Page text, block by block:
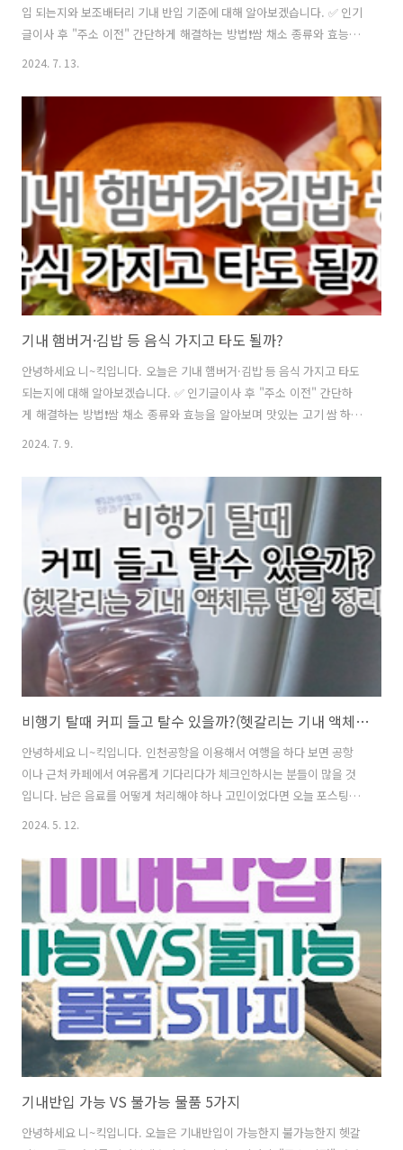
입 되는지와 보조배터리 기내 반입 기준에 대해 알아보겠습니다. ✅ 인기
글이사 후 "주소 이전" 간단하게 해결하는 방법❗쌈 채소 종류와 효능
을 알아보며 맛있는 고기 쌈 하세요^^건강진단결과서(보건증)발급 인터
는방법 어렵지 않아요채소 비타민(다채) 효능과 활용 성격유형 테스트
(MBTI·애니어그램 검사·D.I.S.C 검사·OCEAN 테스트)만0세~2세 영아
관찰척도 (어린이집 영아 관찰 및 평가)먹태와 황태 차이? (명태&황태&
먹태) 그리고, 황태 효능밥먹고 바로 누우면 안되는 이유 5가지TMI 뜻
휴대용 선풍기 기내 반입 될까? 보조배터리는?무더운 여름철 빠지면 안
되는 아..
2024. 7. 13.
기내 햄버거·김밥 등 음식 가지고 타도 될까?
안녕하세요 니~킥입니다. 오늘은 기내 햄버거·김밥 등 음식 가지고 타도
되는지에 대해 알아보겠습니다. ✅ 인기글이사 후 "주소 이전" 간단하
게 해결하는 방법❗쌈 채소 종류와 효능을 알아보며 맛있는 고기 쌈 하세
요^^건강진단결과서(보건증)발급 인터넷 혹은 모바일 발급 방털 안 빠
민(다채) 효능과 활용 성격유형 테스트(MBTI·애니어그램 검사
·D.I.S.C 검사·OCEAN 테스트)만0세~2세 영아관찰척도 (어린이집 영
아 관찰 및 평가)먹태와 황태 차이? (명태&황태&먹태) 그리고, 황태 효
능밥먹고 바로 누우면 안되는 이유 5가지TMI 뜻기내 햄버거·김
밥 등 음식 가지고 타도 될까?비행기 탑승 전 면세구역에서 먹거리를 구
매하신 경험이 한 번..
2024. 7. 9.
비행기 탈때 커피 들고 탈수 있을까?(헷갈리는 기내 액체류 반입 정리)
안녕하세요 니~킥입니다. 인천공항을 이용해서 여행을 하다 보면 공항
이나 근처 카페에서 여유롭게 기다리다가 체크인하시는 분들이 많을 것
입니다. 남은 음료를 어떻게 처리해야 하나 고민이었다면 오늘 포스팅에
집중해 주세요. 헷갈리는 기내 액체류 반입에 대해 자세히 알아보겠습니
류와 효능을 알아보며 맛있는 고기 쌈 하세요^^건강진단결과서(보건증)
발급 인터넷 혹은 모바일 발급 방털 안 빠지는 강아지 종류 Best 8안
경 도수 보는방법 어렵지 않아요채소 비타민(다채) 효능과 활용 성격유
형 테스트(MBTI·애니어그램 검사·D.I.S.C 검사·OCEAN 테스트)만 0세
~2세 영아관찰척도 (어린이집 영아 관찰 및 평가)먹태와 황태 차이? (명
태&황태&..
2024. 5. 12.
기내반입 가능 VS 불가능 물품 5가지
안녕하세요 니~킥입니다. 오늘은 기내반입이 가능한지 불가능한지 헷갈